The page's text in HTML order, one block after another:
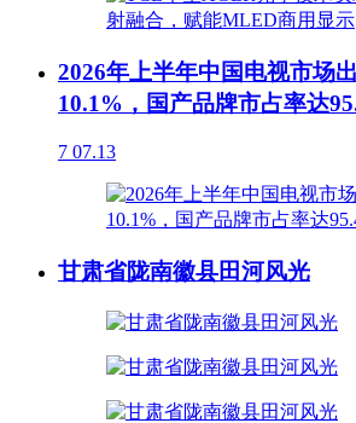
2026年上半年中国电视市场
10.1%，国产品牌市占率达
7 07.13
甘肃省陇南徽县田河风光